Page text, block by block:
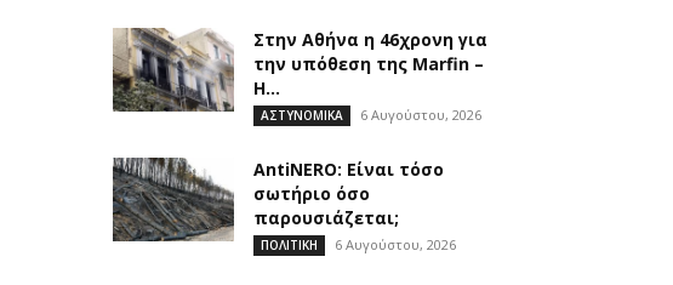
Στην Αθήνα η 46χρονη για
την υπόθεση της Marfin –
Η...
ΑΣΤΥΝΟΜΙΚΑ 6 Αυγούστου, 2026
AntiNERO: Είναι τόσο
σωτήριο όσο
παρουσιάζεται;
ΠΟΛΙΤΙΚΗ 6 Αυγούστου, 2026